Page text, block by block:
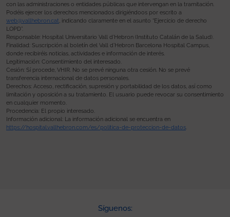
con las administraciones o entidades públicas que intervengan en la tramitación.
Podéis ejercer los derechos mencionados dirigiéndoos por escrito a
web@vallhebron.cat , indicando claramente en el asunto “Ejercicio de derecho
LOPD”.
Responsable: Hospital Universitario Vall d’Hebron (Instituto Catalán de la Salud).
Finalidad: Suscripción al boletín del Vall d’Hebron Barcelona Hospital Campus,
donde recibiréis noticias, actividades e información de interés.
Legitimación: Consentimiento del interesado.
Cesión: Sí procede, VHIR. No se prevé ninguna otra cesión. No se prevé
transferencia internacional de datos personales.
Derechos: Acceso, rectificación, supresión y portabilidad de los datos, así como
limitación y oposición a su tratamiento. El usuario puede revocar su consentimiento
en cualquier momento.
Procedencia: El propio interesado.
Información adicional: La información adicional se encuentra en
https://hospital.vallhebron.com/es/politica-de-proteccion-de-datos
Síguenos: